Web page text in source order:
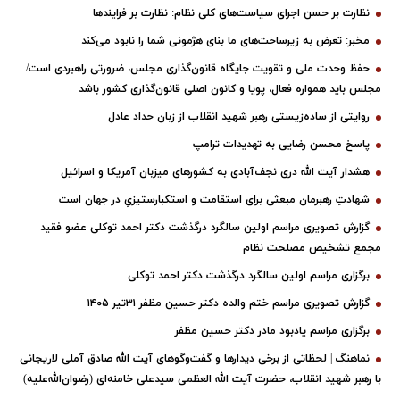
نظارت بر حسن اجرای سیاست‌های کلی نظام: نظارت بر فرایندها
مخبر: تعرض به زیرساخت‌های ما بنای هژمونی شما را نابود می‌کند
حفظ وحدت ملی و تقویت جایگاه قانون‌گذاری مجلس، ضرورتی راهبردی است/
مجلس باید همواره فعال، پویا و کانون اصلی قانون‌گذاری کشور باشد
روایتی از ساده‌زیستی رهبر شهید انقلاب از زبان حداد عادل
پاسخ محسن رضایی به تهدیدات ترامپ
هشدار آیت الله دری نجف‌آبادی به کشورهای میزبان آمریکا و اسرائیل
شهادتِ رهبرمان مبعثی برای استقامت و استکبارستیزیِ در جهان است
گزارش تصویری مراسم اولین سالگرد درگذشت دکتر احمد توکلی عضو فقید
مجمع تشخیص مصلحت نظام
برگزاری مراسم اولین سالگرد درگذشت دکتر احمد توکلی
گزارش تصویری مراسم ختم والده دکتر حسین مظفر ۳۱تیر ۱۴۰۵
برگزاری مراسم یادبود مادر دکتر حسین مظفر
نماهنگ | لحظاتی از برخی دیدارها و گفت‌وگوهای آیت ‌الله صادق آملی لاریجانی
با رهبر شهید انقلاب، حضرت آیت‌ الله العظمی سیدعلی خامنه‌ای (رضوان‌الله‌علیه)